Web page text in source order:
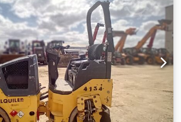
apisonadora de ruedas y un solo
Este versátil compactador se
a cualquier lugar del trabajo,
de compactación y
del sector en obras pequeñas o
de construcción de infraestructura
carreteras o construcción de edificios.
de ocasión BW216 D5 tiene un peso
anchura de tambor de 2,13 m. Ancho
Diámetro de tambor: 1.500 mm